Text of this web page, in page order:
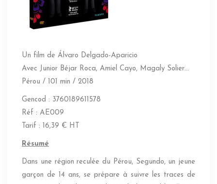
Un film de Álvaro Delgado-Aparicio
Avec Junior Béjar Roca, Amiel Cayo, Magaly Solier…
Pérou / 101 min / 2018
Gencod : 3760189611578
Réf : AE009
Tarif : 16,39 € HT
Résumé
Dans une région reculée du Pérou, Segundo, un jeune
garçon de 14 ans, se prépare à suivre les traces de